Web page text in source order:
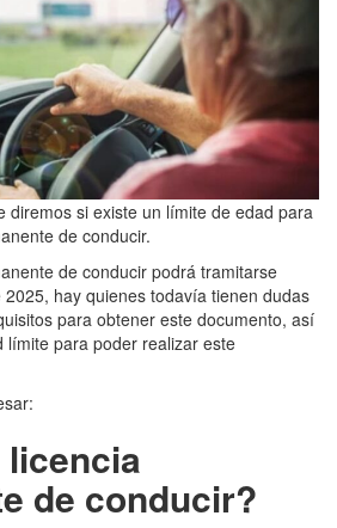
diremos si existe un límite de edad para
de conducir.
de conducir podrá tramitarse
hay quienes todavía tienen dudas
para obtener este documento, así
límite para poder realizar este
licencia
de conducir?